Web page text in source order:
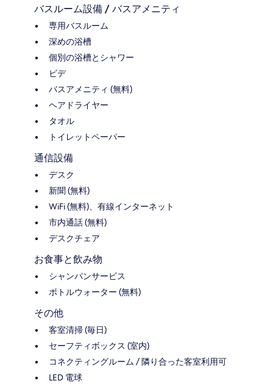
バスルーム設備 / バスアメニティ
専用バスルーム
深めの浴槽
個別の浴槽とシャワー
ビデ
バスアメニティ (無料)
ヘアドライヤー
タオル
トイレットペーパー
通信設備
デスク
新聞 (無料)
WiFi (無料)、有線インターネット
市内通話 (無料)
デスクチェア
お食事と飲み物
シャンパンサービス
ボトルウォーター (無料)
その他
客室清掃 (毎日)
セーフティボックス (室内)
コネクティングルーム / 隣り合った客室利用可
LED 電球